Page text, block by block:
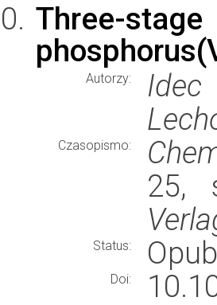
Three-
Autorzy:
Idec
Czasopismo:
25,
Status:
Doi: